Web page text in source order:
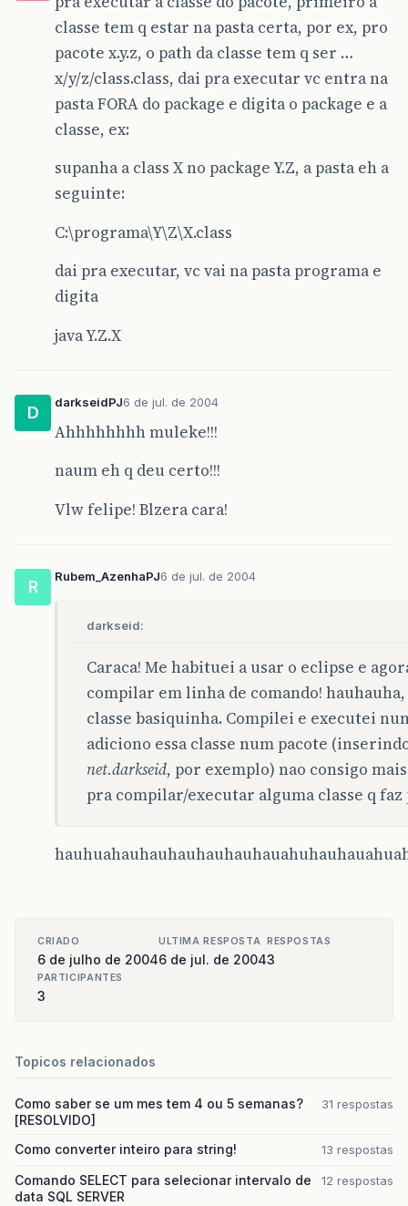
classe tem q estar na pasta certa, por ex, pro
pacote x.y.z, o path da classe tem q ser …
x/y/z/class.class, dai pra executar vc entra na
pasta FORA do package e digita o package e a
classe, ex:
supanha a class X no package Y.Z, a pasta eh a
seguinte:
C:\programa\Y\Z\X.class
dai pra executar, vc vai na pasta programa e
digita
java Y.Z.X
D
darkseidPJ6 de jul. de 2004
Ahhhhhhhh muleke!!!
naum eh q deu certo!!!
Vlw felipe! Blzera cara!
R
Rubem_AzenhaPJ6 de jul. de 2004
darkseid:
Caraca! Me habituei a usar o eclipse e
compilar em linha de comando!
classe basiquinha. Compilei e executei
adiciono essa classe num pacote
net.darkseid, por exemplo) nao consigo
pra compilar/executar alguma classe q faz
CRIADO
6 de julho de 2004
ULTIMA RESPOSTA
6 de jul. de 2004
RESPOSTAS
3
PARTICIPANTES
3
Topicos relacionados
Como saber se um mes tem 4 ou 5 semanas?
[RESOLVIDO]
31 respostas
Como converter inteiro para string! 13 respostas
Comando SELECT para selecionar intervalo de
data SQL SERVER
12 respostas